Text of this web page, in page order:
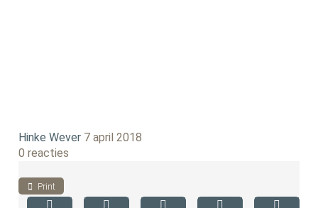
Hinke Wever 7 april 2018
0 reacties
Print